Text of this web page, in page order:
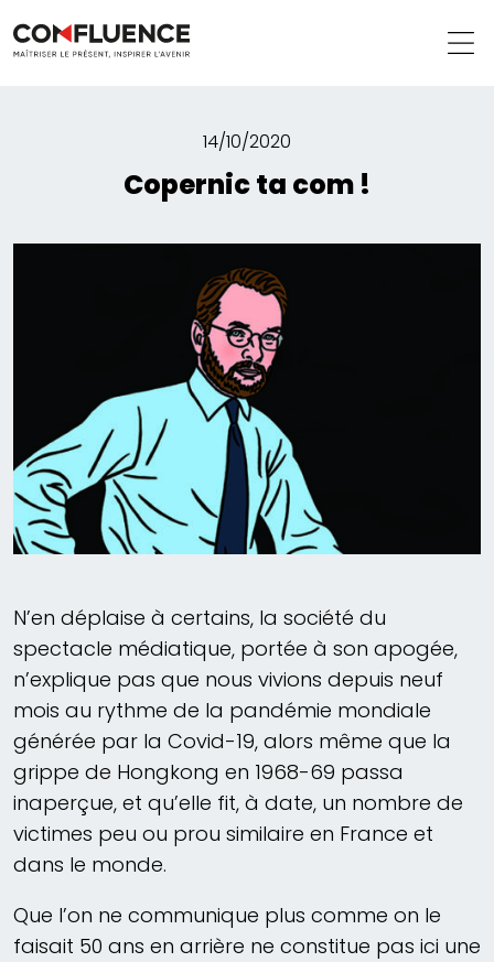
14/10/2020
Copernic ta com !
N’en déplaise à certains, la société du
spectacle médiatique, portée à son apogée,
n’explique pas que nous vivions depuis neuf
mois au rythme de la pandémie mondiale
générée par la Covid-19, alors même que la
grippe de Hongkong en 1968-69 passa
inaperçue, et qu’elle fit, à date, un nombre de
victimes peu ou prou similaire en France et
dans le monde.
Que l’on ne communique plus comme on le
faisait 50 ans en arrière ne constitue pas ici une